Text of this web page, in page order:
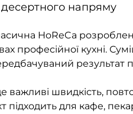
напряму
HoReCa
професійної кухні.
важливі швидкість,
підходить для кафе,